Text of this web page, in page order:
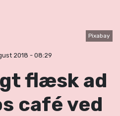
Pixabay
2018 - 08:29
flæsk ad
café ved